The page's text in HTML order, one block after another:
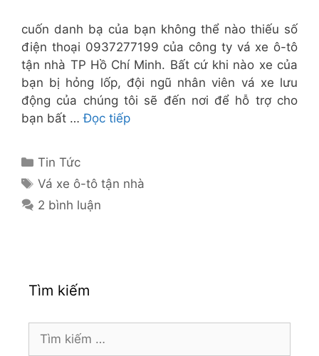
cuốn danh bạ của bạn không thể nào thiếu số
điện thoại 0937277199 của công ty vá xe ô-tô
tận nhà TP Hồ Chí Minh. Bất cứ khi nào xe của
bạn bị hỏng lốp, đội ngũ nhân viên vá xe lưu
động của chúng tôi sẽ đến nơi để hỗ trợ cho
bạn bất …Đọc tiếp
Danh
mục
Tin Tức
Thẻ
Vá xe ô-tô tận nhà
2 bình luận
Tìm kiếm
Tìm
kiếm